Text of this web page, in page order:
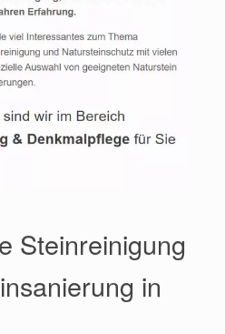
Steinreinigung
in